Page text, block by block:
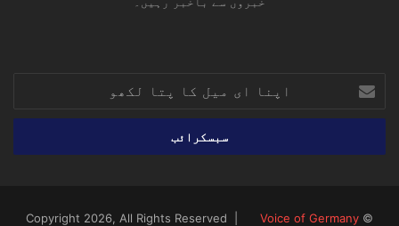
ای
میل
پتا
© Copyright 2026, All Rights Reserved |
Voice of Germany